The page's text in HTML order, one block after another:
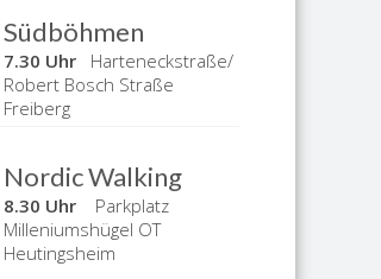
Südböhmen
7.30 Uhr
Harteneckstraße/
Robert Bosch Straße
Freiberg
Nordic Walking
8.30 Uhr
Parkplatz
Milleniumshügel OT
Heutingsheim